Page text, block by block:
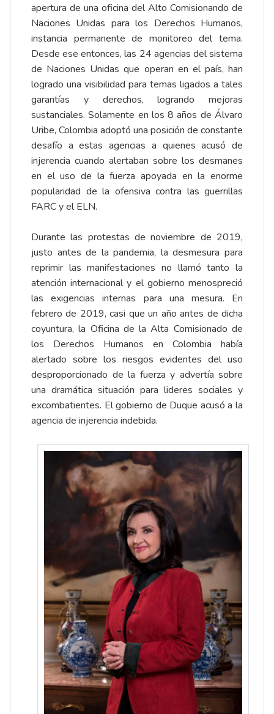
apertura de una oficina del Alto Comisionando de
Naciones Unidas para los Derechos Humanos,
instancia permanente de monitoreo del tema.
Desde ese entonces, las 24 agencias del sistema
de Naciones Unidas que operan en el país, han
logrado una visibilidad para temas ligados a tales
garantías y derechos, logrando mejoras
sustanciales. Solamente en los 8 años de Álvaro
Uribe, Colombia adoptó una posición de constante
desafío a estas agencias a quienes acusó de
injerencia cuando alertaban sobre los desmanes
en el uso de la fuerza apoyada en la enorme
popularidad de la ofensiva contra las guerrillas
FARC y el ELN.
Durante las protestas de noviembre de 2019,
justo antes de la pandemia, la desmesura para
reprimir las manifestaciones no llamó tanto la
atención internacional y el gobierno menospreció
las exigencias internas para una mesura. En
febrero de 2019, casi que un año antes de dicha
coyuntura, la Oficina de la Alta Comisionado de
los Derechos Humanos en Colombia había
alertado sobre los riesgos evidentes del uso
desproporcionado de la fuerza y advertía sobre
una dramática situación para lideres sociales y
excombatientes. El gobierno de Duque acusó a la
agencia de injerencia indebida.